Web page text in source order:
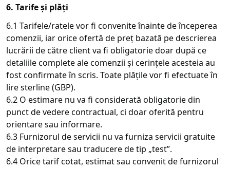
6. Tarife și plăți
6.1 Tarifele/ratele vor fi convenite înainte de începerea
comenzii, iar orice ofertă de preț bazată pe descrierea
lucrării de către client va fi obligatorie doar după ce
detaliile complete ale comenzii și cerințele acesteia au
fost confirmate în scris. Toate plățile vor fi efectuate în
lire sterline (GBP).
6.2 O estimare nu va fi considerată obligatorie din
punct de vedere contractual, ci doar oferită pentru
orientare sau informare.
6.3 Furnizorul de servicii nu va furniza servicii gratuite
de interpretare sau traducere de tip „test”.
6.4 Orice tarif cotat, estimat sau convenit de furnizorul